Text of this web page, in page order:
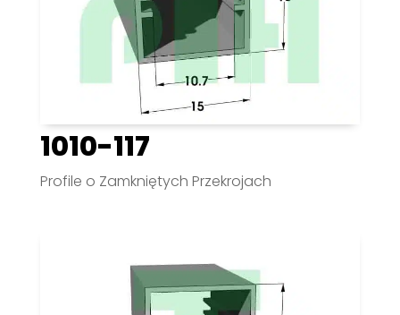
1010-117
Profile o Zamkniętych Przekrojach